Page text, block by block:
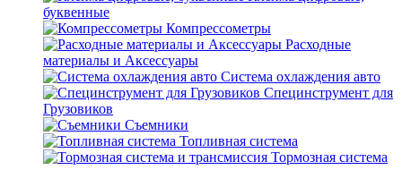
буквенные
Компрессометры
Расходные
материалы и Аксессуары
Система охлаждения авто
Специнструмент для
Грузовиков
Съемники
Топливная система
Тормозная система